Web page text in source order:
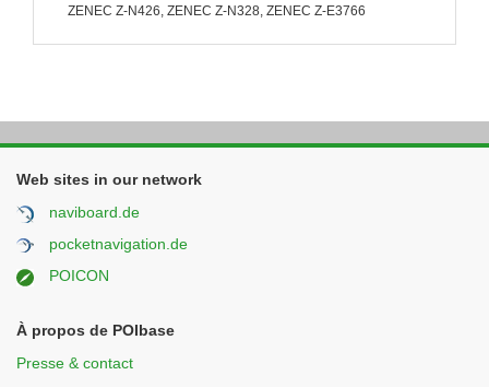
ZENEC Z-N426, ZENEC Z-N328, ZENEC Z-E3766
Web sites in our network
naviboard.de
pocketnavigation.de
POICON
À propos de POIbase
Presse & contact